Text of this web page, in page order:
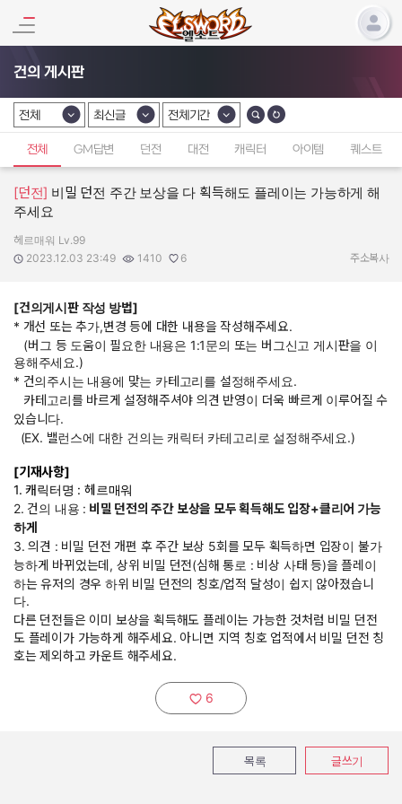
건의 게시판
카테고리 선택
전체
카테고리 선택
최신글
카테고리 선택
전체기간
전체 GM답변 던전 대전 캐릭터 아이템 퀘스트
[던전] 비밀 던전 주간 보상을 다 획득해도 플레이는 가능하게 해
주세요
작성자:
헤르매워 Lv.99
작성일:
2023.12.03 23:49
조회수:
1410
추천수:
6 주소복사
[건의게시판 작성 방법]
* 개선 또는 추가,변경 등에 대한 내용을 작성해주세요.
(버그 등 도움이 필요한 내용은 1:1문의 또는 버그신고 게시판을 이
용해주세요.)
* 건의주시는 내용에 맞는 카테고리를 설정해주세요.
카테고리를 바르게 설정해주셔야 의견 반영이 더욱 빠르게 이루어질 수
있습니다.
(EX. 밸런스에 대한 건의는 캐릭터 카테고리로 설정해주세요.)
[기재사항]
1. 캐릭터명 : 헤르매워
2. 건의 내용 : 비밀 던전의 주간 보상을 모두 획득해도 입장+클리어 가능
하게
3. 의견 : 비밀 던전 개편 후 주간 보상 5회를 모두 획득하면 입장이 불가
능하게 바뀌었는데, 상위 비밀 던전(심해 통로 : 비상 사태 등)을 플레이
하는 유저의 경우 하위 비밀 던전의 칭호/업적 달성이 쉽지 않아졌습니
다.
다른 던전들은 이미 보상을 획득해도 플레이는 가능한 것처럼 비밀 던전
도 플레이가 가능하게 해주세요. 아니면 지역 칭호 업적에서 비밀 던전 칭
호는 제외하고 카운트 해주세요.
추천하기:
6
목록 글쓰기